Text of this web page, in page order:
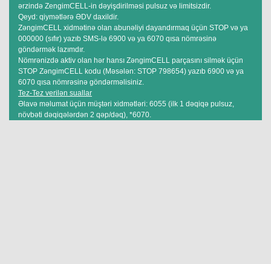
ərzində ZengimCELL-in dəyişdirilməsi pulsuz və limitsizdir.
Qeyd: qiymətlərə ƏDV daxildir.
ZəngimCELL xidmətinə olan abunəliyi dayandırmaq üçün STOP və ya
000000 (sıfır) yazıb SMS-lə 6900 və ya 6070 qısa nömrəsinə
göndərmək lazımdır.
Nömrənizdə aktiv olan hər hansı ZəngimCELL parçasını silmək üçün
STOP ZəngimCELL kodu (Məsələn: STOP 798654) yazıb 6900 və ya
6070 qısa nömrəsinə göndərməlisiniz.
Tez-Tez verilən suallar
Əlavə məlumat üçün müştəri xidmətləri: 6055 (ilk 1 dəqiqə pulsuz,
növbəti dəqiqələrdən 2 qəp/dəq), *6070.